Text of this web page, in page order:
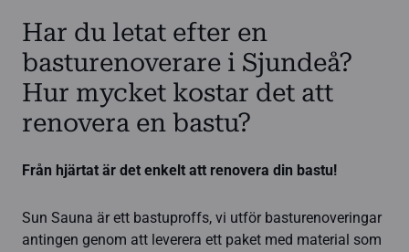
Har du letat efter en
basturenoverare i Sjundeå?
Hur mycket kostar det att
renovera en bastu?
Från hjärtat är det enkelt att renovera din bastu!
Sun Sauna är ett bastuproffs, vi utför basturenoveringar
antingen genom att leverera ett paket med material som